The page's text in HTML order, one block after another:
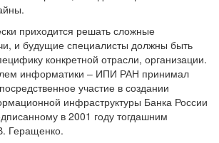
приходится решать сложные
и будущие специалисты должны быть
конкретной отрасли, организации.
информатики – ИПИ РАН принимал
участие в создании
инфраструктуры Банка России
в 2001 году тогдашним
Геращенко.